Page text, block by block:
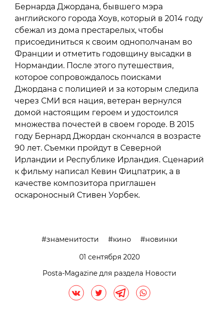
Бернарда Джордана, бывшего мэра
английского города Хоув, который в 2014 году
сбежал из дома престарелых, чтобы
присоединиться к своим однополчанам во
Франции и отметить годовщину высадки в
Нормандии. После этого путешествия,
которое сопровождалось поисками
Джордана с полицией и за которым следила
через СМИ вся нация, ветеран вернулся
домой настоящим героем и удостоился
множества почестей в своем городе. В 2015
году Бернард Джордан скончался в возрасте
90 лет. Съемки пройдут в Северной
Ирландии и Республике Ирландия. Сценарий
к фильму написал Кевин Фицпатрик, а в
качестве композитора приглашен
оскароносный Стивен Уорбек.
знаменитости кино
новинки
01 сентября 2020
Posta-Magazine для раздела Новости